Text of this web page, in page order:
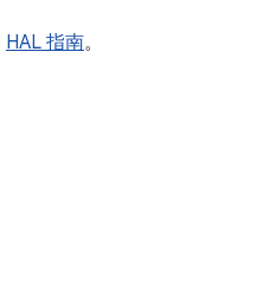
HAL 指南。